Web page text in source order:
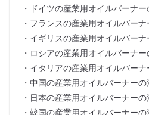
・ドイツの産業用オイルバーナ
・フランスの産業用オイルバー
・イギリスの産業用オイルバー
・ロシアの産業用オイルバーナ
・イタリアの産業用オイルバー
・中国の産業用オイルバーナー
・日本の産業用オイルバーナー
・韓国の産業用オイルバーナー